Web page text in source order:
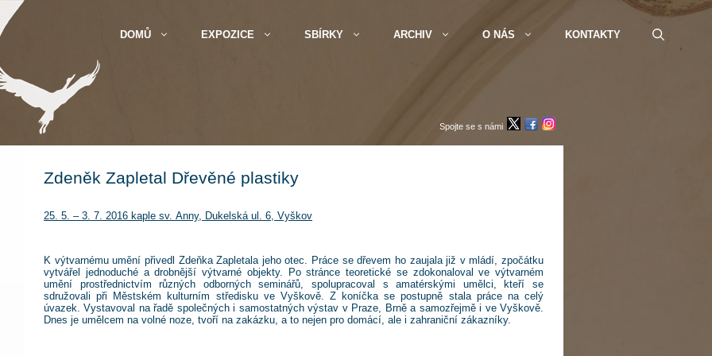
DOMŮ EXPOZICE SBÍRKY ARCHIV O NÁS KONTAKTY
Spojte se s námi
Zdeněk Zapletal Dřevěné plastiky
25. 5. – 3. 7. 2016 kaple sv. Anny, Dukelská ul. 6, Vyškov
K výtvarnému umění přivedl Zdeňka Zapletala jeho otec. Práce se dřevem ho zaujala již v mládí, zpočátku
vytvářel jednoduché a drobnější výtvarné objekty. Po stránce teoretické se zdokonaloval ve výtvarném
umění prostřednictvím různých odborných seminářů, spolupracoval s amatérskými umělci, kteří se
sdružovali při Městském kulturním středisku ve Vyškově. Z koníčka se postupně stala práce na celý
úvazek. Vystavoval na řadě společných i samostatných výstav v Praze, Brně a samozřejmě i ve Vyškově.
Dnes je umělcem na volné noze, tvoří na zakázku, a to nejen pro domácí, ale i zahraniční zákazníky.